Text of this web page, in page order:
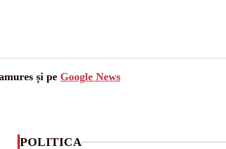
și pe Google News
POLITICA